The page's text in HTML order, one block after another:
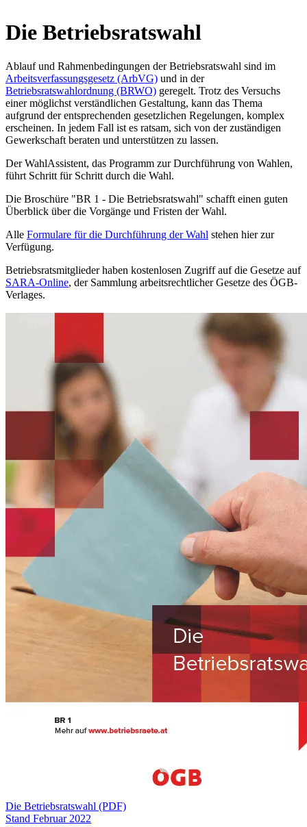
Die Betriebsratswahl
Ablauf und Rahmenbedingungen der Betriebsratswahl sind im
Arbeitsverfassungsgesetz (ArbVG) und in der
Betriebsratswahlordnung (BRWO) geregelt. Trotz des Versuchs
einer möglichst verständlichen Gestaltung, kann das Thema
aufgrund der entsprechenden gesetzlichen Regelungen, komplex
erscheinen. In jedem Fall ist es ratsam, sich von der zuständigen
Gewerkschaft beraten und unterstützen zu lassen.
Der WahlAssistent, das Programm zur Durchführung von Wahlen,
führt Schritt für Schritt durch die Wahl.
Die Broschüre "BR 1 - Die Betriebsratswahl" schafft einen guten
Überblick über die Vorgänge und Fristen der Wahl.
Alle Formulare für die Durchführung der Wahl stehen hier zur
Verfügung.
Betriebsratsmitglieder haben kostenlosen Zugriff auf die Gesetze auf
SARA-Online, der Sammlung arbeitsrechtlicher Gesetze des ÖGB-
Verlages.
Die Betriebsratswahl (PDF)
Stand Februar 2022